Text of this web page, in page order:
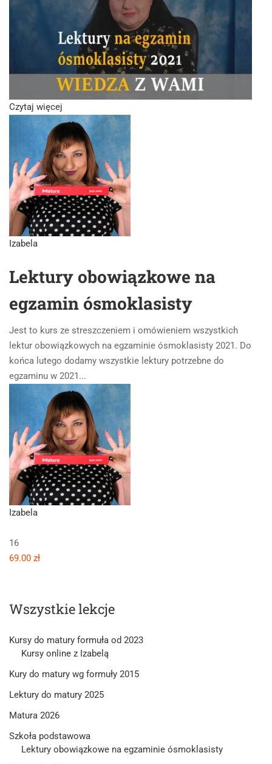
Czytaj więcej
Izabela
Lektury obowiązkowe na
egzamin ósmoklasisty
Jest to kurs ze streszczeniem i omówieniem wszystkich
lektur obowiązkowych na egzaminie ósmoklasisty 2021. Do
końca lutego dodamy wszystkie lektury potrzebne do
egzaminu w 2021...
Izabela
16
69.00 zł
Wszystkie lekcje
Kursy do matury formuła od 2023
Kursy online z Izabelą
Kury do matury wg formuły 2015
Lektury do matury 2025
Matura 2026
Szkoła podstawowa
Lektury obowiązkowe na egzaminie ósmoklasisty